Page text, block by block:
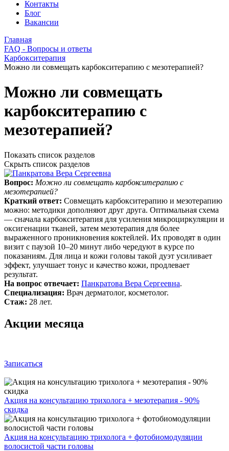
Контакты
Блог
Вакансии
Главная
FAQ - Вопросы и ответы
Карбокситерапия
Можно ли совмещать карбокситерапию с мезотерапией?
Можно ли совмещать
карбокситерапию с
мезотерапией?
Показать список разделов
Скрыть список разделов
Вопрос: Можно ли совмещать карбокситерапию с
мезотерапией?
Краткий ответ: Совмещать карбокситерапию и мезотерапию
можно: методики дополняют друг друга. Оптимальная схема
— сначала карбокситерапия для усиления микроциркуляции и
оксигенации тканей, затем мезотерапия для более
выраженного проникновения коктейлей. Их проводят в один
визит с паузой 10–20 минут либо чередуют в курсе по
показаниям. Для лица и кожи головы такой дуэт усиливает
эффект, улучшает тонус и качество кожи, продлевает
результат.
На вопрос отвечает: Панкратова Вера Сергеевна.
Специализация: Врач дерматолог, косметолог.
Стаж: 28 лет.
Акции месяца
Записаться
Акция на консультацию трихолога + мезотерапия - 90%
скидка
Акция на консультацию трихолога + фотобиомодуляции
волосистой части головы